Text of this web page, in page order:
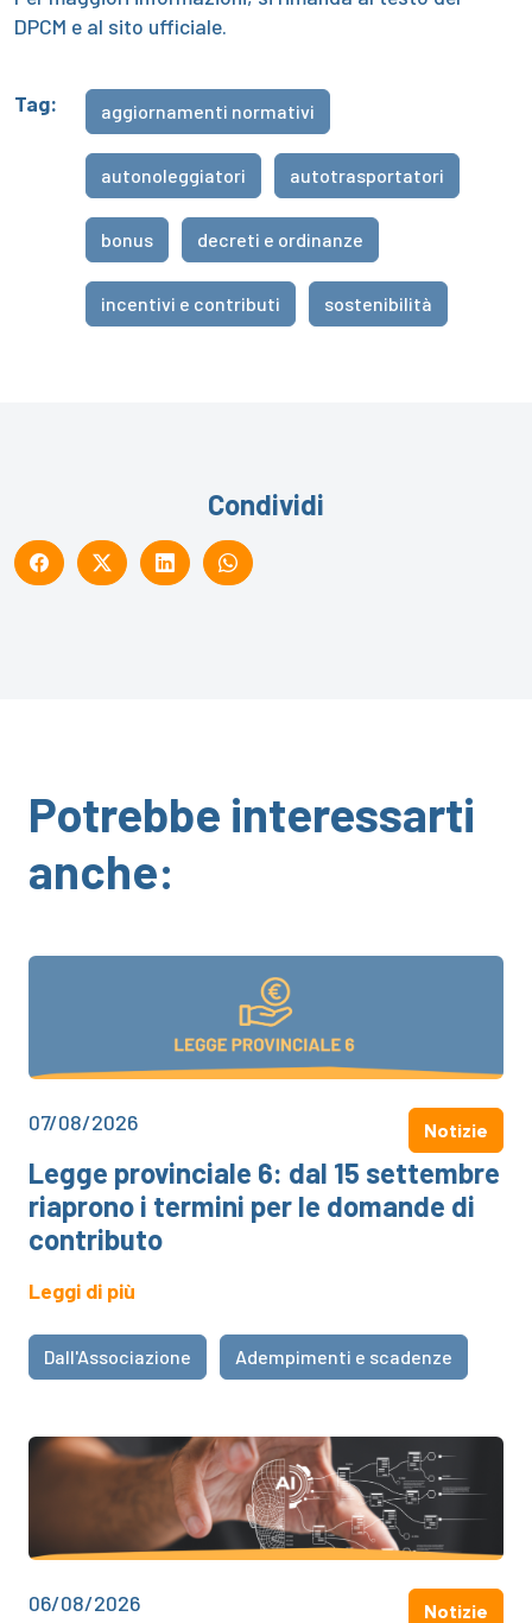
DPCM e al sito ufficiale.
Tag: aggiornamenti normativi
autonoleggiatori autotrasportatori
bonus decreti e ordinanze
incentivi e contributi sostenibilità
Condividi
Potrebbe interessarti
anche:
07/08/2026 Notizie
Legge provinciale 6: dal 15 settembre
riaprono i termini per le domande di
contributo
Leggi di più
Dall'Associazione Adempimenti e scadenze
06/08/2026 Notizie